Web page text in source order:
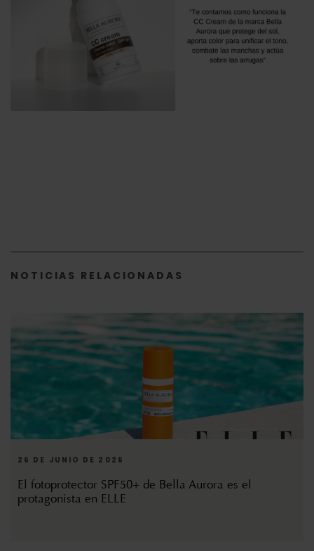
NOTICIAS RELACIONADAS
26 DE JUNIO DE 2026
El fotoprotector SPF50+ de Bella Aurora es el
protagonista en ELLE